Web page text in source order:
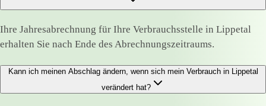
Ihre Jahresabrechnung für Ihre Verbrauchsstelle in Lippetal
erhalten Sie nach Ende des Abrechnungszeitraums.
Kann ich meinen Abschlag ändern, wenn sich mein Verbrauch in Lippetal
verändert hat?